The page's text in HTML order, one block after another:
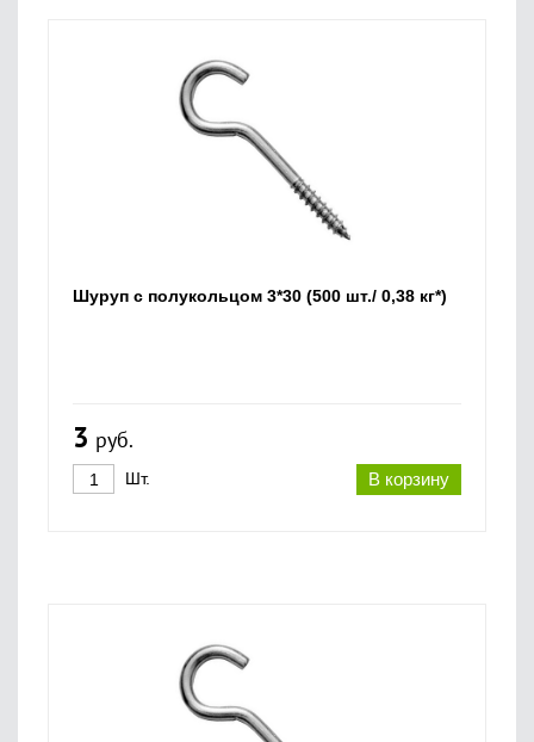
Шуруп с полукольцом 3*30 (500 шт./ 0,38 кг*)
3 руб.
В корзину
Шт.